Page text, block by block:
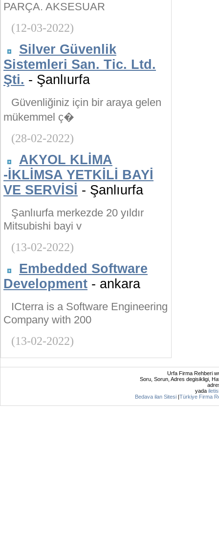
PARÇA. AKSESUAR
(12-03-2022)
Silver Güvenlik
Sistemleri San. Tic. Ltd.
Şti. - Şanlıurfa
Güvenliğiniz için bir araya gelen
mükemmel ç�
(28-02-2022)
AKYOL KLİMA
-İKLİMSA YETKİLİ BAYİ
VE SERVİSİ - Şanlıurfa
Şanlıurfa merkezde 20 yıldır
Mitsubishi bayi v
(13-02-2022)
Embedded Software
Development - ankara
ICterra is a Software Engineering
Company with 200
(13-02-2022)
Urfa Firma Rehberi
Soru, Sorun, Adres degisikligi,
yada
Bedava ilan Sitesi |Türkiye Firma